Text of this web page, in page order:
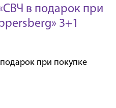
в подарок при
3+1
при покупке